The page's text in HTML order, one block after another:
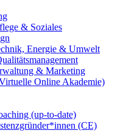
& Soziales
Energie & Umwelt
& Marketing
Online Akademie)
(up-to-date)
(CE)